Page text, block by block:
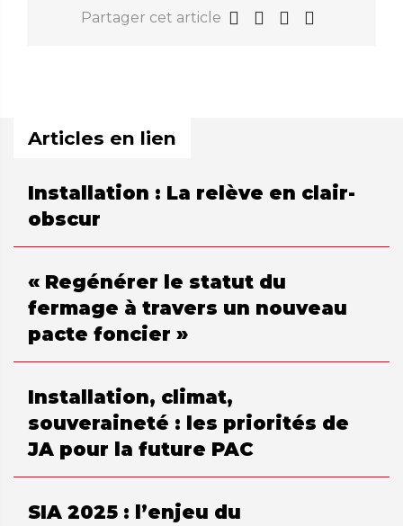
Partager cet article
Articles en lien
Installation : La relève en clair-
obscur
« Regénérer le statut du
fermage à travers un nouveau
pacte foncier »
Installation, climat,
souveraineté : les priorités de
JA pour la future PAC
SIA 2025 : l’enjeu du